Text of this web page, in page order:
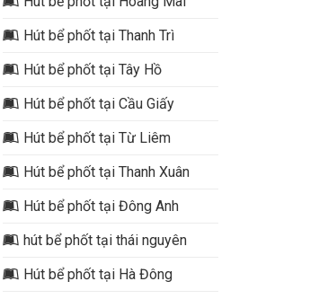
Hút bể phốt tại Thanh Trì
Hút bể phốt tại Tây Hồ
Hút bể phốt tại Cầu Giấy
Hút bể phốt tại Từ Liêm
Hút bể phốt tại Thanh Xuân
Hút bể phốt tại Đông Anh
hút bể phốt tại thái nguyên
Hút bể phốt tại Hà Đông